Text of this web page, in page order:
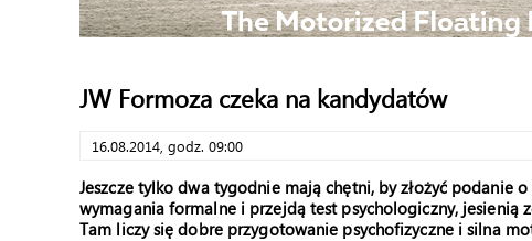
JW Formoza czeka na kandydatów
16.08.2014, godz. 09:00
Jeszcze tylko dwa tygodnie mają chętni, by złożyć podanie
wymagania formalne i przejdą test psychologiczny, jesienią
Tam liczy się dobre przygotowanie psychofizyczne i silna